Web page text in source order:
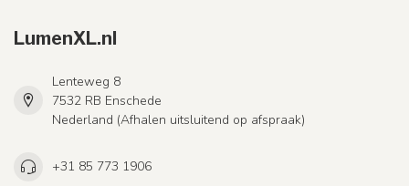
LumenXL.nl
Lenteweg 8
7532 RB Enschede
Nederland (Afhalen uitsluitend op afspraak)
+31 85 773 1906